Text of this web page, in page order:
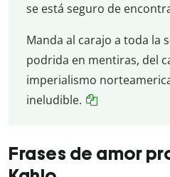
se está seguro de
Manda al carajo a toda la
podrida en mentiras, del
imperialismo
ineludible.
Frases de amor